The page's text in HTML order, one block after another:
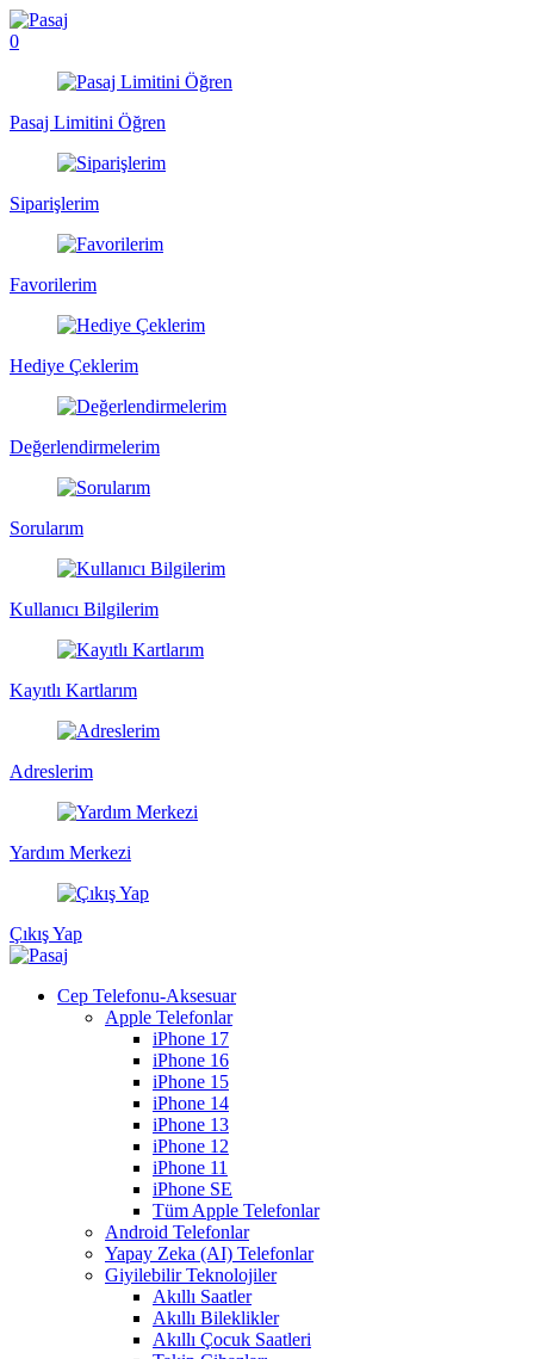
0
Pasaj Limitini Öğren
Siparişlerim
Favorilerim
Hediye Çeklerim
Değerlendirmelerim
Sorularım
Kullanıcı Bilgilerim
Kayıtlı Kartlarım
Adreslerim
Yardım Merkezi
Çıkış Yap
Cep Telefonu-Aksesuar
Apple Telefonlar
iPhone 17
iPhone 16
iPhone 15
iPhone 14
iPhone 13
iPhone 12
iPhone 11
iPhone SE
Tüm Apple Telefonlar
Android Telefonlar
Yapay Zeka (AI) Telefonlar
Giyilebilir Teknolojiler
Akıllı Saatler
Akıllı Bileklikler
Akıllı Çocuk Saatleri